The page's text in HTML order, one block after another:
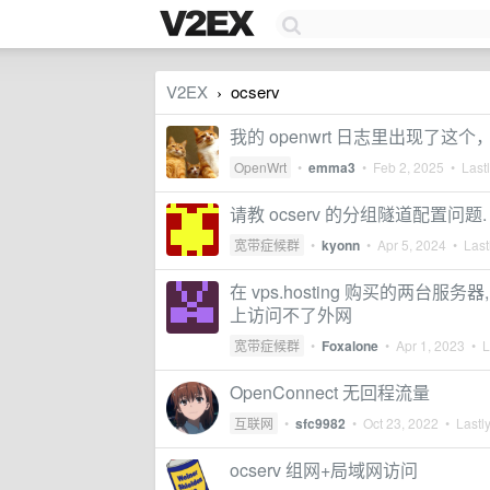
V2EX › ocserv
我的 openwrt 日志里出现了这个
OpenWrt • emma3 • Feb 2, 2025 •
请教 ocserv 的分组隧道配置问题.
宽带症候群 • kyonn • Apr 5, 2024 •
在 vps.hosting 购买的两台服务
上访问不了外网
宽带症候群 • Foxalone • Apr 1, 2023 •
OpenConnect 无回程流量
互联网 • sfc9982 • Oct 23, 2022 •
ocserv 组网+局域网访问